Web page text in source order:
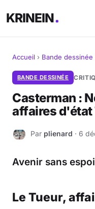
KRINEIN
Cinéma
Séries
Jeux vidéo
Accueil › Bande dessinée
BANDE DESSINÉE
Casterman :
affaires d'état
P Par plienard · 6
Avenir sans
Le Tueur,